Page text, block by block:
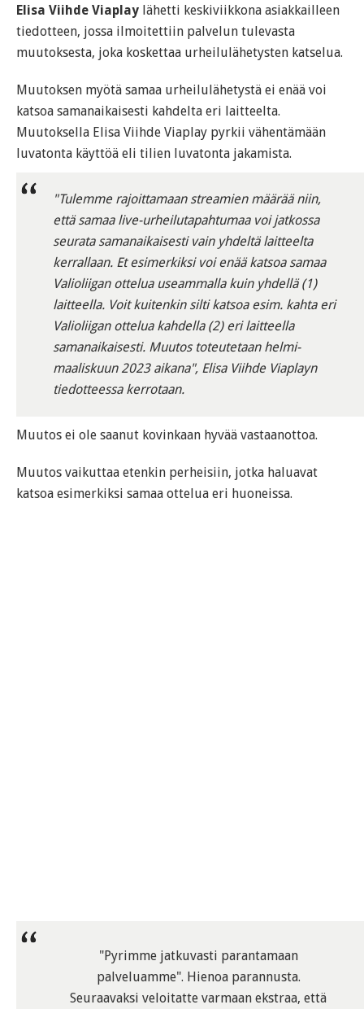
Elisa Viihde Viaplay lähetti keskiviikkona asiakkailleen
tiedotteen, jossa ilmoitettiin palvelun tulevasta
muutoksesta, joka koskettaa urheilulähetysten katselua.
Muutoksen myötä samaa urheilulähetystä ei enää voi
katsoa samanaikaisesti kahdelta eri laitteelta.
Muutoksella Elisa Viihde Viaplay pyrkii vähentämään
luvatonta käyttöä eli tilien luvatonta jakamista.
"Tulemme rajoittamaan streamien määrää niin,
että samaa live-urheilutapahtumaa voi jatkossa
seurata samanaikaisesti vain yhdeltä laitteelta
kerrallaan. Et esimerkiksi voi enää katsoa samaa
Valioliigan ottelua useammalla kuin yhdellä (1)
laitteella. Voit kuitenkin silti katsoa esim. kahta eri
Valioliigan ottelua kahdella (2) eri laitteella
samanaikaisesti. Muutos toteutetaan helmi-
maaliskuun 2023 aikana", Elisa Viihde Viaplayn
tiedotteessa kerrotaan.
Muutos ei ole saanut kovinkaan hyvää vastaanottoa.
Muutos vaikuttaa etenkin perheisiin, jotka haluavat
katsoa esimerkiksi samaa ottelua eri huoneissa.
"Pyrimme jatkuvasti parantamaan
palveluamme". Hienoa parannusta.
Seuraavaksi veloitatte varmaan ekstraa, että